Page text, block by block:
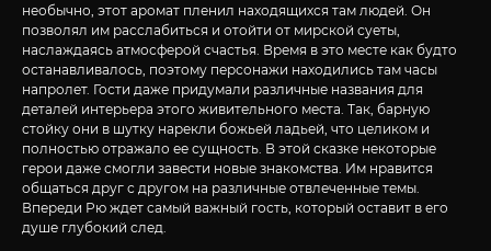
необычно, этот аромат пленил находящихся там людей. Он
позволял им расслабиться и отойти от мирской суеты,
наслаждаясь атмосферой счастья. Время в это месте как будто
останавливалось, поэтому персонажи находились там часы
напролет. Гости даже придумали различные названия для
деталей интерьера этого живительного места. Так, барную
стойку они в шутку нарекли божьей ладьей, что целиком и
полностью отражало ее сущность. В этой сказке некоторые
герои даже смогли завести новые знакомства. Им нравится
общаться друг с другом на различные отвлеченные темы.
Впереди Рю ждет самый важный гость, который оставит в его
душе глубокий след.